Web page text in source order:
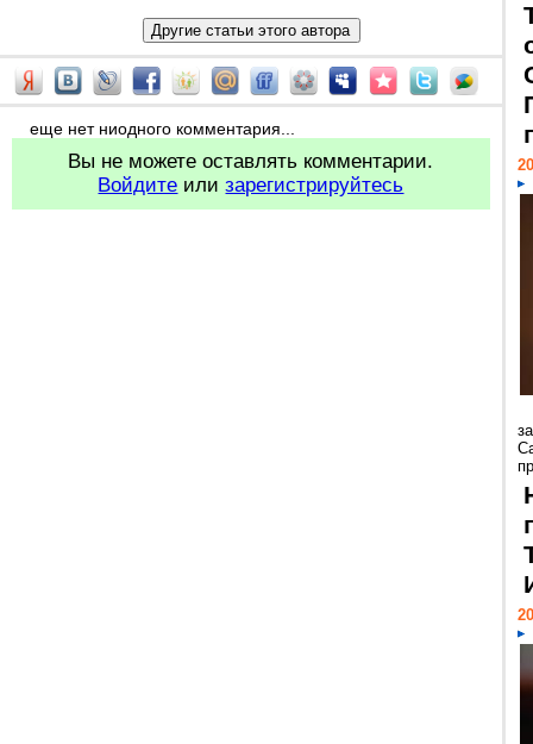
еще нет ниодного комментария...
Вы не можете оставлять комментарии.
Войдите илизарегистрируйтесь